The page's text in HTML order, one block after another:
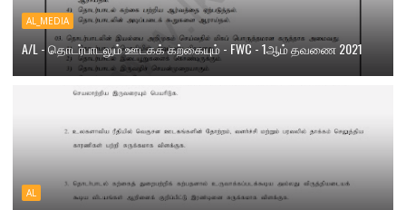
AL_MEDIA
A/L - தொடர்பாடலும் ஊடகக் கற்கையும் - FWC - 1ஆம் தவணை 2021
AL